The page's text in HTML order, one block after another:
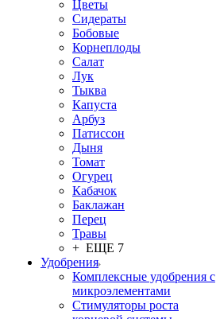
Цветы
Сидераты
Бобовые
Корнеплоды
Салат
Лук
Тыква
Капуста
Арбуз
Патиссон
Дыня
Томат
Огурец
Кабачок
Баклажан
Перец
Травы
+ ЕЩЕ 7
Удобрения
Комплексные удобрения с
микроэлементами
Стимуляторы роста